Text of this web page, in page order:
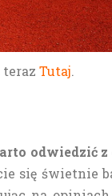
terazTutaj.
odwiedzić z
się świetnie